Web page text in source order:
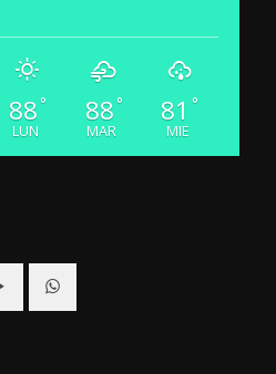
88 °
LUN
88 °
MAR
81 °
MIE